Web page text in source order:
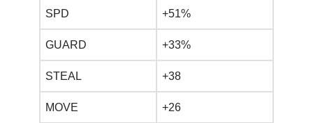
SPD +51%
GUARD +33%
STEAL +38
MOVE +26